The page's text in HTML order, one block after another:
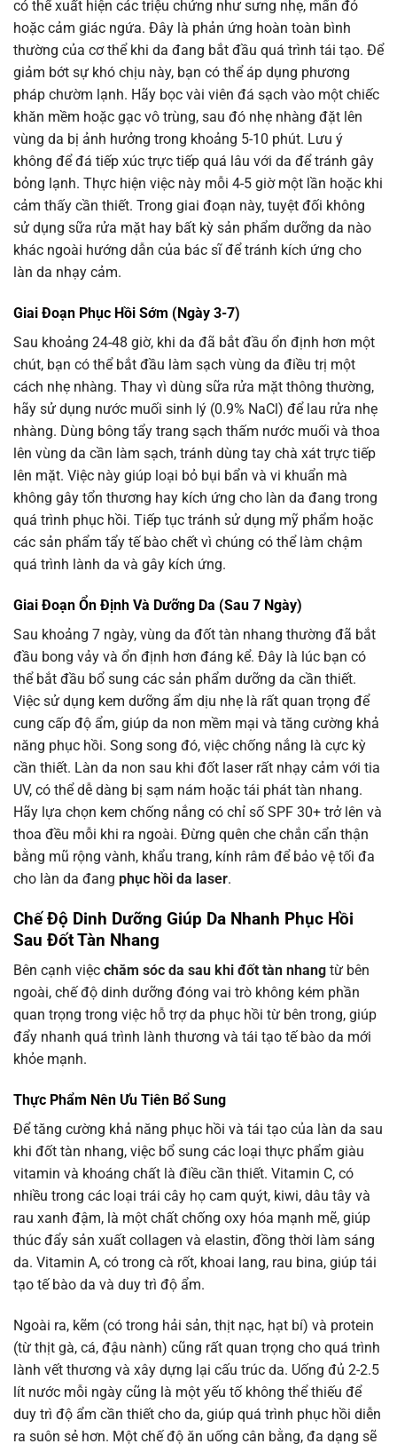
có thể xuất hiện các triệu chứng như sưng nhẹ, mẩn đỏ
hoặc cảm giác ngứa. Đây là phản ứng hoàn toàn bình
thường của cơ thể khi da đang bắt đầu quá trình tái tạo. Để
giảm bớt sự khó chịu này, bạn có thể áp dụng phương
pháp chườm lạnh. Hãy bọc vài viên đá sạch vào một chiếc
khăn mềm hoặc gạc vô trùng, sau đó nhẹ nhàng đặt lên
vùng da bị ảnh hưởng trong khoảng 5-10 phút. Lưu ý
không để đá tiếp xúc trực tiếp quá lâu với da để tránh gây
bỏng lạnh. Thực hiện việc này mỗi 4-5 giờ một lần hoặc khi
cảm thấy cần thiết. Trong giai đoạn này, tuyệt đối không
sử dụng sữa rửa mặt hay bất kỳ sản phẩm dưỡng da nào
khác ngoài hướng dẫn của bác sĩ để tránh kích ứng cho
làn da nhạy cảm.
Giai Đoạn Phục Hồi Sớm (Ngày 3-7)
Sau khoảng 24-48 giờ, khi da đã bắt đầu ổn định hơn một
chút, bạn có thể bắt đầu làm sạch vùng da điều trị một
cách nhẹ nhàng. Thay vì dùng sữa rửa mặt thông thường,
hãy sử dụng nước muối sinh lý (0.9% NaCl) để lau rửa nhẹ
nhàng. Dùng bông tẩy trang sạch thấm nước muối và thoa
lên vùng da cần làm sạch, tránh dùng tay chà xát trực tiếp
lên mặt. Việc này giúp loại bỏ bụi bẩn và vi khuẩn mà
không gây tổn thương hay kích ứng cho làn da đang trong
quá trình phục hồi. Tiếp tục tránh sử dụng mỹ phẩm hoặc
các sản phẩm tẩy tế bào chết vì chúng có thể làm chậm
quá trình lành da và gây kích ứng.
Giai Đoạn Ổn Định Và Dưỡng Da (Sau 7 Ngày)
Sau khoảng 7 ngày, vùng da đốt tàn nhang thường đã bắt
đầu bong vảy và ổn định hơn đáng kể. Đây là lúc bạn có
thể bắt đầu bổ sung các sản phẩm dưỡng da cần thiết.
Việc sử dụng kem dưỡng ẩm dịu nhẹ là rất quan trọng để
cung cấp độ ẩm, giúp da non mềm mại và tăng cường khả
năng phục hồi. Song song đó, việc chống nắng là cực kỳ
cần thiết. Làn da non sau khi đốt laser rất nhạy cảm với tia
UV, có thể dễ dàng bị sạm nám hoặc tái phát tàn nhang.
Hãy lựa chọn kem chống nắng có chỉ số SPF 30+ trở lên và
thoa đều mỗi khi ra ngoài. Đừng quên che chắn cẩn thận
bằng mũ rộng vành, khẩu trang, kính râm để bảo vệ tối đa
cho làn da đang phục hồi da laser.
Chế Độ Dinh Dưỡng Giúp Da Nhanh Phục Hồi
Sau Đốt Tàn Nhang
Bên cạnh việc chăm sóc da sau khi đốt tàn nhang từ bên
ngoài, chế độ dinh dưỡng đóng vai trò không kém phần
quan trọng trong việc hỗ trợ da phục hồi từ bên trong, giúp
đẩy nhanh quá trình lành thương và tái tạo tế bào da mới
khỏe mạnh.
Thực Phẩm Nên Ưu Tiên Bổ Sung
Để tăng cường khả năng phục hồi và tái tạo của làn da sau
khi đốt tàn nhang, việc bổ sung các loại thực phẩm giàu
vitamin và khoáng chất là điều cần thiết. Vitamin C, có
nhiều trong các loại trái cây họ cam quýt, kiwi, dâu tây và
rau xanh đậm, là một chất chống oxy hóa mạnh mẽ, giúp
thúc đẩy sản xuất collagen và elastin, đồng thời làm sáng
da. Vitamin A, có trong cà rốt, khoai lang, rau bina, giúp tái
tạo tế bào da và duy trì độ ẩm.
Ngoài ra, kẽm (có trong hải sản, thịt nạc, hạt bí) và protein
(từ thịt gà, cá, đậu nành) cũng rất quan trọng cho quá trình
lành vết thương và xây dựng lại cấu trúc da. Uống đủ 2-2.5
lít nước mỗi ngày cũng là một yếu tố không thể thiếu để
duy trì độ ẩm cần thiết cho da, giúp quá trình phục hồi diễn
ra suôn sẻ hơn. Một chế độ ăn uống cân bằng, đa dạng sẽ